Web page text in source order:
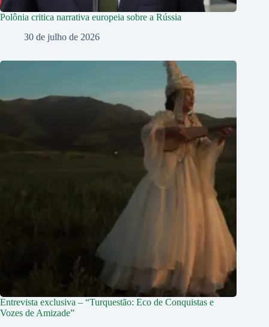
Polônia critica narrativa europeia sobre a Rússia
30 de julho de 2026
Entrevista exclusiva – “Turquestão: Eco de Conquistas e
Vozes de Amizade”